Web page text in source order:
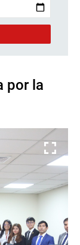
por la